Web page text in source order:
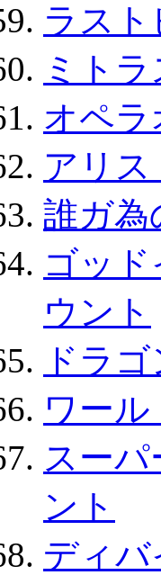
ラス
ミト
オペラ
アリ
誰ガ為
ゴッ
ウント
ドラ
ワー
スー
ント
ディ